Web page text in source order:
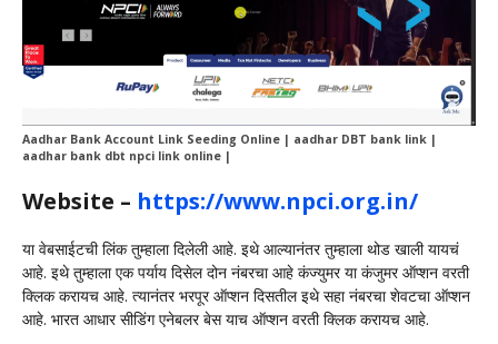
Aadhar Bank Account Link Seeding Online | aadhar DBT bank link |
aadhar bank dbt npci link online |
Website – https://www.npci.org.in/
या वेबसाईटची लिंक तुम्हाला दिलेली आहे. इथे आल्यानंतर तुम्हाला थोड खाली यायचं
आहे. इथे तुम्हाला एक पर्याय दिसेल दोन नंबरचा आहे कंज्युमर या कंजुमर ऑप्शन वरती
क्लिक करायच आहे. त्यानंतर भरपूर ऑप्शन दिसतील इथे सहा नंबरचा शेवटचा ऑप्शन
आहे. भारत आधार सीडिंग एनेबलर बेस याच ऑप्शन वरती क्लिक करायच आहे.